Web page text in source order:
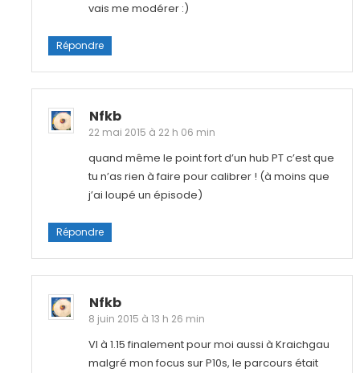
vais me modérer :)
Répondre
Nfkb
22 mai 2015 à 22 h 06 min
quand même le point fort d’un hub PT c’est que
tu n’as rien à faire pour calibrer ! (à moins que
j’ai loupé un épisode)
Répondre
Nfkb
8 juin 2015 à 13 h 26 min
VI à 1.15 finalement pour moi aussi à Kraichgau
malgré mon focus sur P10s, le parcours était